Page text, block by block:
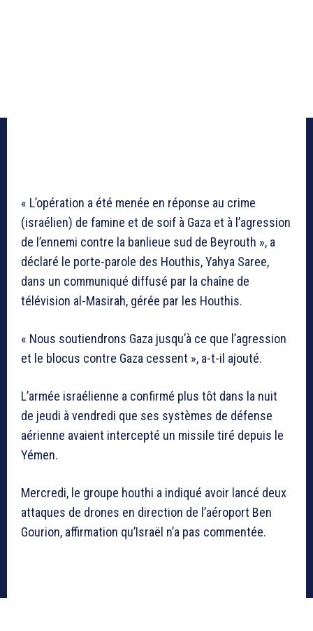
« L’opération a été menée en réponse au crime
(israélien) de famine et de soif à Gaza et à l’agression
de l’ennemi contre la banlieue sud de Beyrouth », a
déclaré le porte-parole des Houthis, Yahya Saree,
dans un communiqué diffusé par la chaîne de
télévision al-Masirah, gérée par les Houthis.
« Nous soutiendrons Gaza jusqu’à ce que l’agression
et le blocus contre Gaza cessent », a-t-il ajouté.
L’armée israélienne a confirmé plus tôt dans la nuit
de jeudi à vendredi que ses systèmes de défense
aérienne avaient intercepté un missile tiré depuis le
Yémen.
Mercredi, le groupe houthi a indiqué avoir lancé deux
attaques de drones en direction de l’aéroport Ben
Gourion, affirmation qu’Israël n’a pas commentée.